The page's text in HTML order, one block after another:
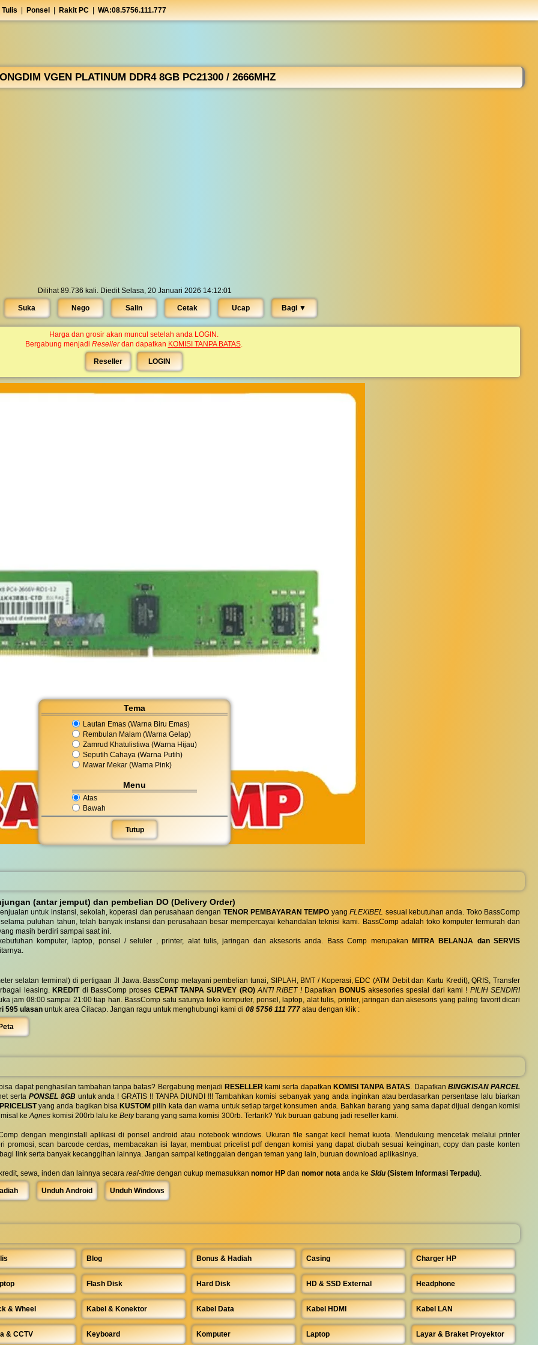
Tema
Lautan Emas (Warna Biru Emas)
Rembulan Malam (Warna Gelap)
Zamrud Khatulistiwa (Warna Hijau)
Seputih Cahaya (Warna Putih)
Mawar Mekar (Warna Pink)
Menu
Atas
Bawah
Tutup
Ponsel Rakit PC WA:08.5756.111.777
VGEN PLATINUM DDR4 8GB PC21300 / 2666MHZ
Dilihat 89.736 kali. Diedit Selasa, 20 Januari 2026 14:12:01
Suka Nego Salin Cetak Ucap Bagi ▼︎
Harga dan grosir akan muncul setelah anda LOGIN.
Bergabung menjadi Resellerdan dapatkan KOMISI TANPA BATAS.
Reseller LOGIN
(antar jemput) dan pembelian DO (Delivery Order)
untuk instansi, sekolah, koperasi dan perusahaan dengan TENOR PEMBAYARAN TEMPO yangFLEXIBEL sesuai kebutuhan anda. Toko BassComp
puluhan tahun, telah banyak instansi dan perusahaan besar mempercayai kehandalan teknisi kami. BassComp adalah toko komputer termurah dan
masih berdiri sampai saat ini.
komputer, laptop, ponsel / seluler , printer, alat tulis, jaringan dan aksesoris anda. Bass Comp merupakan
MITRA BELANJA dan SERVIS
selatan terminal) di pertigaan Jl Jawa. BassComp melayani pembelian tunai, SIPLAH, BMT / Koperasi, EDC (ATM Debit dan Kartu Kredit), QRIS, Transfer
leasing. KREDITdi BassComp proses CEPAT TANPA SURVEY (RO) ANTI RIBET !Dapatkan BONUSaksesories spesial dari kami ! PILIH SENDIRI
jam 08:00 sampai 21:00 tiap hari. BassComp satu satunya toko komputer, ponsel, laptop, alat tulis, printer, jaringan dan aksesoris yang paling favorit dicari
595 ulasan untuk area Cilacap. Jangan ragu untuk menghubungi kami di 08 5756 111 777 atau dengan klik :
dapat penghasilan tambahan tanpa batas? Bergabung menjadi RESELLER kami serta dapatkan KOMISI TANPA BATAS. Dapatkan BINGKISAN PARCEL
serta PONSEL 8GBuntuk anda ! GRATIS !! TANPA DIUNDI !!! Tambahkan komisi sebanyak yang anda inginkan atau berdasarkan persentase lalu biarkan
yang anda bagikan bisa KUSTOM pilih kata dan warna untuk setiap target konsumen anda. Bahkan barang yang sama dapat dijual dengan komisi
misal keAgnes komisi 200rb lalu ke Betybarang yang sama komisi 300rb. Tertarik? Yuk buruan gabung jadi reseller kami.
dengan menginstall aplikasi di ponsel android atau notebook windows. Ukuran file sangat kecil hemat kuota. Mendukung mencetak melalui printer
promosi, scan barcode cerdas, membacakan isi layar, membuat pricelist pdf dengan komisi yang dapat diubah sesuai keinginan, copy dan paste konten
link serta banyak kecanggihan lainnya. Jangan sampai ketinggalan dengan teman yang lain, buruan download aplikasinya.
sewa, inden dan lainnya secara real-time dengan cukup memasukkan nomor HP dan nomor nota anda ke SIdu (Sistem Informasi Terpadu).
Unduh Android Unduh Windows
Blog Bonus & Hadiah Casing Charger HP
Flash Disk Hard Disk HD & SSD External Headphone
& Wheel Kabel & Konektor Kabel Data Kabel HDMI Kabel LAN
& CCTV Keyboard Komputer Laptop Layar & Braket Proyektor